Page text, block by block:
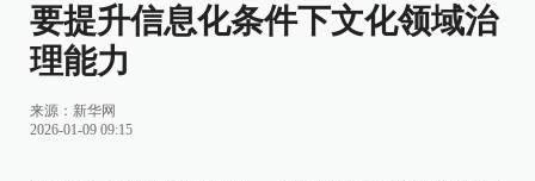
要提升信息化条件下文化领域治
理能力
来源： 新华网
2026-01-09 09:15